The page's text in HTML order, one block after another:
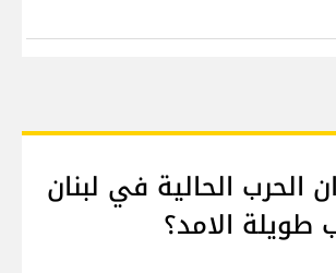
الحرب الحالية في لبنان
طويلة الامد؟